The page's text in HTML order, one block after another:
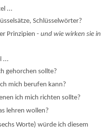
...
Schlüsselwörter?
Prinzipien -und wie wirken sie in
...
gehorchen sollte?
mich berufen kann?
ich mich richten sollte?
lehren wollen?
Worte) würde ich diesem